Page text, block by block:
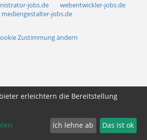
jobs.de
webentwickler-jobs.de
mediengestalter-jobs.de
Zustimmung ändern
erleichtern die Bereitstellung
Ich lehne ab Das ist ok